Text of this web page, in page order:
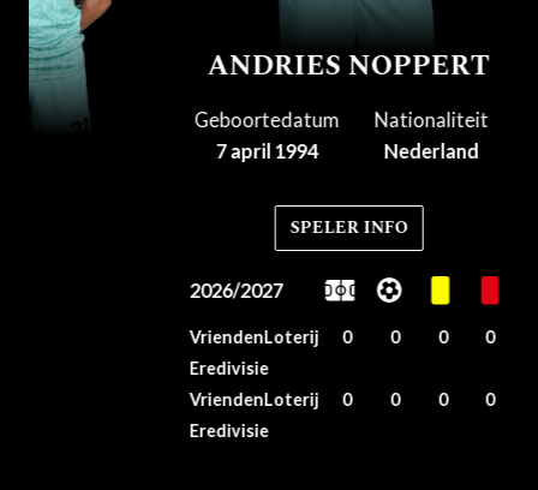
ANDRIES NOPPERT
Geboortedatum
7 april 1994
Nationaliteit
Nederland
SPELER INFO
2026/2027
VriendenLoterij
Eredivisie
0 0 0 0
VriendenLoterij
Eredivisie
0 0 0 0